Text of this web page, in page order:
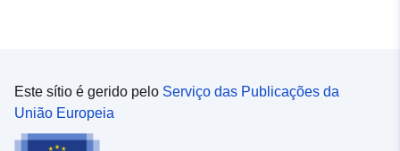
Este sítio é gerido pelo Serviço das Publicações da
União Europeia